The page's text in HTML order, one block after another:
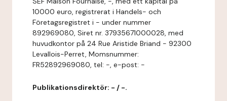
10000 euro, registrerat i Handels- och
Företagsregistret i - under nummer
892969080, Siret nr. 37935671000028, med
huvudkontor på 24 Rue Aristide Briand - 92300
Levallois-Perret, Momsnummer:
FR52892969080, tel: -, e-post: -
Publikationsdirektör: - / -.